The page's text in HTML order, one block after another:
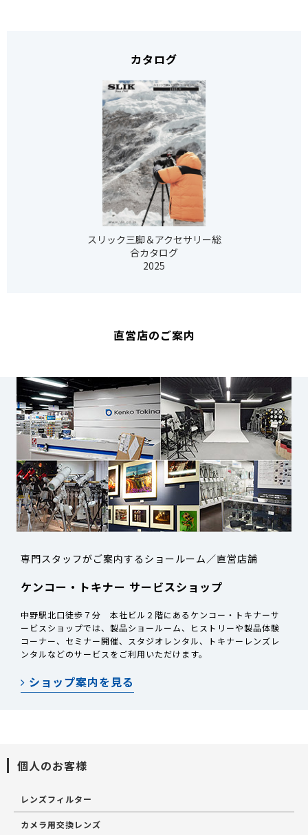
カタログ
スリック三脚＆アクセサリー総
合カタログ
2025
直営店のご案内
専門スタッフがご案内するショールーム／直営店舗
ケンコー・トキナー サービスショップ
中野駅北口徒歩７分 本社ビル２階にあるケンコー・トキナーサ
ービスショップでは、製品ショールーム、ヒストリーや製品体験
コーナー、セミナー開催、スタジオレンタル、トキナーレンズレ
ンタルなどのサービスをご利用いただけます。
ショップ案内を見る
個人のお客様
レンズフィルター
カメラ用交換レンズ